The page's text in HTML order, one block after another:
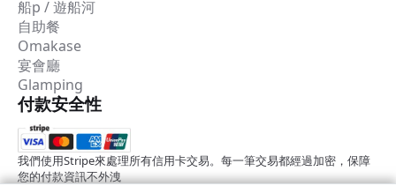
船p / 遊船河
自助餐
Omakase
宴會廳
Glamping
付款安全性
我們使用Stripe來處理所有信用卡交易。每一筆交易都經過加密，保障
您的付款資訊不外洩